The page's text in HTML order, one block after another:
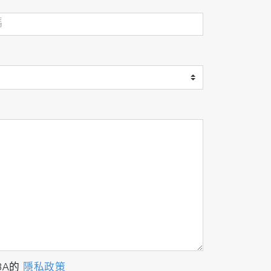
的 隱私政策